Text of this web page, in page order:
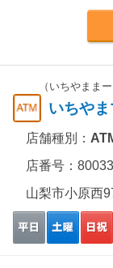
（いちやまま
いちや
店舗種別：
店番号：80033
山梨市小原西